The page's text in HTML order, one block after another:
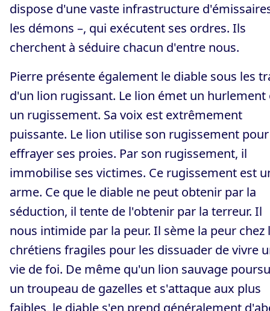
dispose d'une vaste infrastructure
les démons –, qui exécutent ses ordres. Ils
cherchent à séduire chacun d'entre nous.
Pierre présente également le diable sous les
d'un lion rugissant. Le lion émet un hurlement
un rugissement. Sa voix est extrêmement
puissante. Le lion utilise son rugissement pour
effrayer ses proies. Par son rugissement, il
immobilise ses victimes. Ce rugissement est
arme. Ce que le diable ne peut obtenir par la
séduction, il tente de l'obtenir par la terreur. Il
nous intimide par la peur. Il sème la peur chez
chrétiens fragiles pour les dissuader de vivre
vie de foi. De même qu'un lion sauvage
un troupeau de gazelles et s'attaque aux plus
faibles, le diable s'en prend généralement